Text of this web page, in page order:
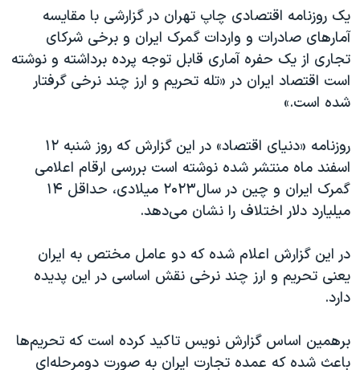
آرشیو پخش زنده
مجموعه مستندهای دادخواهی
تریبونال مردمی آبان ۹۸
دادگاه حمید نوری
چهل سال گروگان‌گیری
قانون شفافیت دارائی کادر رهبری ایران
اعتراضات مردمی آبان ۹۸
اسرائیل در جنگ
نرگس محمدی برنده جایزه نوبل صلح
همایش محافظه‌کاران آمریکا «سی‌پک»
صفحه‌های ویژه
یک روزنامه اقتصادی چاپ تهران در گزارشی با مقایسه
آمارهای صادرات و واردات گمرک ایران و برخی شرکای
تجاری از یک حفره آماری قابل توجه پرده برداشته و نوشته
است اقتصاد ایران در «تله تحریم و ارز چند نرخی گرفتار
شده است.»
روزنامه «دنیای اقتصاد» در این گزارش که روز شنبه ۱۲
اسفند ماه منتشر شده نوشته است بررسی ارقام اعلامی
گمرک ایران و چین در سال۲۰۲۳ میلادی، حداقل ۱۴
میلیارد دلار اختلاف را نشان می‌دهد.
در این گزارش اعلام شده که دو عامل مختص به ایران
یعنی تحریم و ارز چند نرخی نقش اساسی در این پدیده
دارد.
برهمین اساس گزارش نویس تاکید کرده است که تحریم‌ها
باعث شده که عمده تجارت ایران به صورت دومرحله‌ای